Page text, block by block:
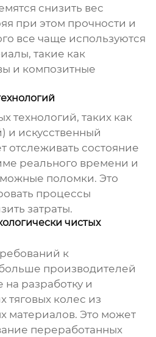
снизить вес
при этом прочности и
все чаще используются
такие как
и композитные
технологий, таких как
и искусственный
отслеживать состояние
реального времени и
поломки. Это
процессы
затраты.
чистых
к
производителей
разработку и
тяговых колес из
материалов. Это может
переработанных